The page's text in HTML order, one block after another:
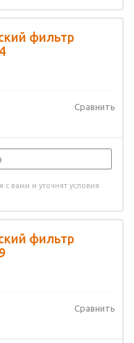
фильтр
Сравнить
вами и уточнят условия
фильтр
Сравнить